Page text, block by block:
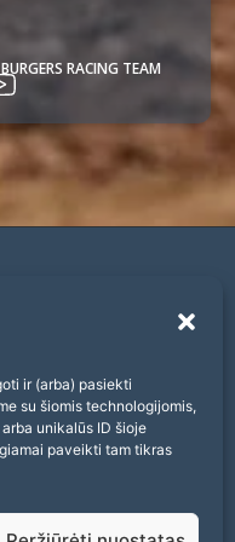
ir (arba) pasiekti
su šiomis technologijomis,
unikalūs ID šioje
paveikti tam tikras
RACING TEAM
ir nepraleiskite